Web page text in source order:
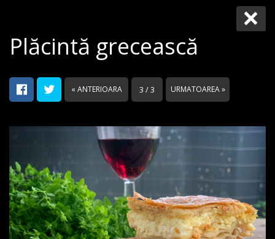
Plăcintă grecească
« ANTERIOARA 3 / 3 URMATOAREA »